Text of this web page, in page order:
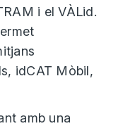
i el VÀLid.
idCAT Mòbil,
amb una